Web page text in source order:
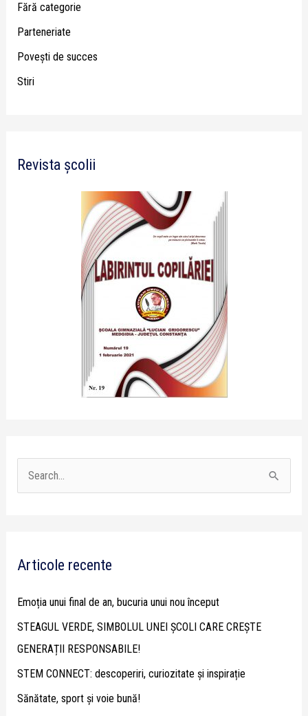
Fără categorie
Parteneriate
Poveşti de succes
Stiri
Revista școlii
c
o
r
:
Articole recente
Emoția unui final de an, bucuria unui nou început
STEAGUL VERDE, SIMBOLUL UNEI ȘCOLI CARE CREȘTE
GENERAȚII RESPONSABILE!
STEM CONNECT: descoperiri, curiozitate și inspirație
Sănătate, sport și voie bună!